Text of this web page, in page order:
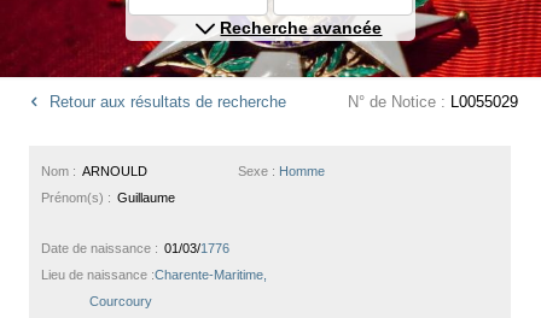
Recherche avancée
Retour aux résultats de recherche N° de Notice : L0055029
Sexe : Homme
Nom : ARNOULD
Prénom(s) : Guillaume
Date de naissance : 01/03/1776
Lieu de naissance :Charente-Maritime,
Courcoury